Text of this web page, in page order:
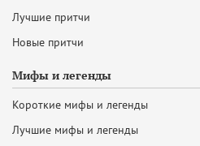
Лучшие притчи
Новые притчи
Мифы и легенды
Короткие мифы и легенды
Лучшие мифы и легенды